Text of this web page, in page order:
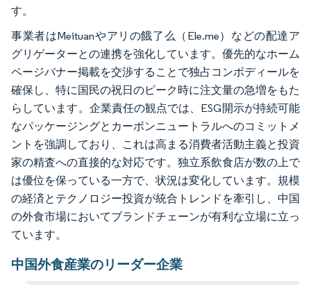
す。
事業者はMeituanやアリの餓了么（Ele.me）などの配達ア
グリゲーターとの連携を強化しています。優先的なホーム
ページバナー掲載を交渉することで独占コンボディールを
確保し、特に国民の祝日のピーク時に注文量の急増をもた
らしています。企業責任の観点では、ESG開示が持続可能
なパッケージングとカーボンニュートラルへのコミットメ
ントを強調しており、これは高まる消費者活動主義と投資
家の精査への直接的な対応です。独立系飲食店が数の上で
は優位を保っている一方で、状況は変化しています。規模
の経済とテクノロジー投資が統合トレンドを牽引し、中国
の外食市場においてブランドチェーンが有利な立場に立っ
ています。
中国外食産業のリーダー企業